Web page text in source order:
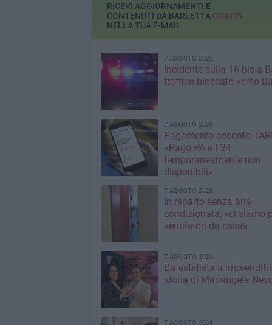
RICEVI AGGIORNAMENTI E
CONTENUTI DA BARLETTA GRATIS
NELLA TUA E-MAIL
7 AGOSTO 2026
Incidente sulla 16 bis a
traffico bloccato verso
7 AGOSTO 2026
Pagamento acconto
«Pago PA e F24
temporaneamente non
disponibili»
7 AGOSTO 2026
In reparto senza aria
condizionata, «ci siamo
ventilatori da casa»
7 AGOSTO 2026
Da estetista a
storia di Mariangela
7 AGOSTO 2026